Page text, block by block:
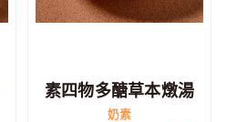
素四物多醣草本燉湯
奶素